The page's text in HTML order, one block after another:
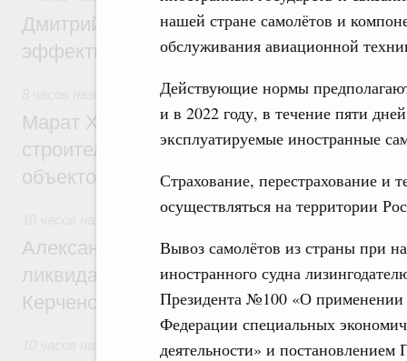
нашей стране самолётов и
обслуживания авиационной
Действующие нормы
и в 2022 году, в течение пяти
эксплуатируемые иностранные
Страхование, перестрахование и
осуществляться на территории
Вывоз самолётов из страны при
иностранного судна
Президента №100 «О применении
Федерации специальных
деятельности» и постановлением
Дмитрий Патрушев: Синхронизация
эффективность поддержки сельских
Экономика городов. Городская среда
Марат Хуснуллин: «Единый заказчик»
строительство и реконструкцию более
объектов
Чрезвычайные ситуации и ликвидация их
Александр Козлов провёл заседание
ликвидации последствий чрезвычайной
Керченском проливе
Среднее профессиональное образование